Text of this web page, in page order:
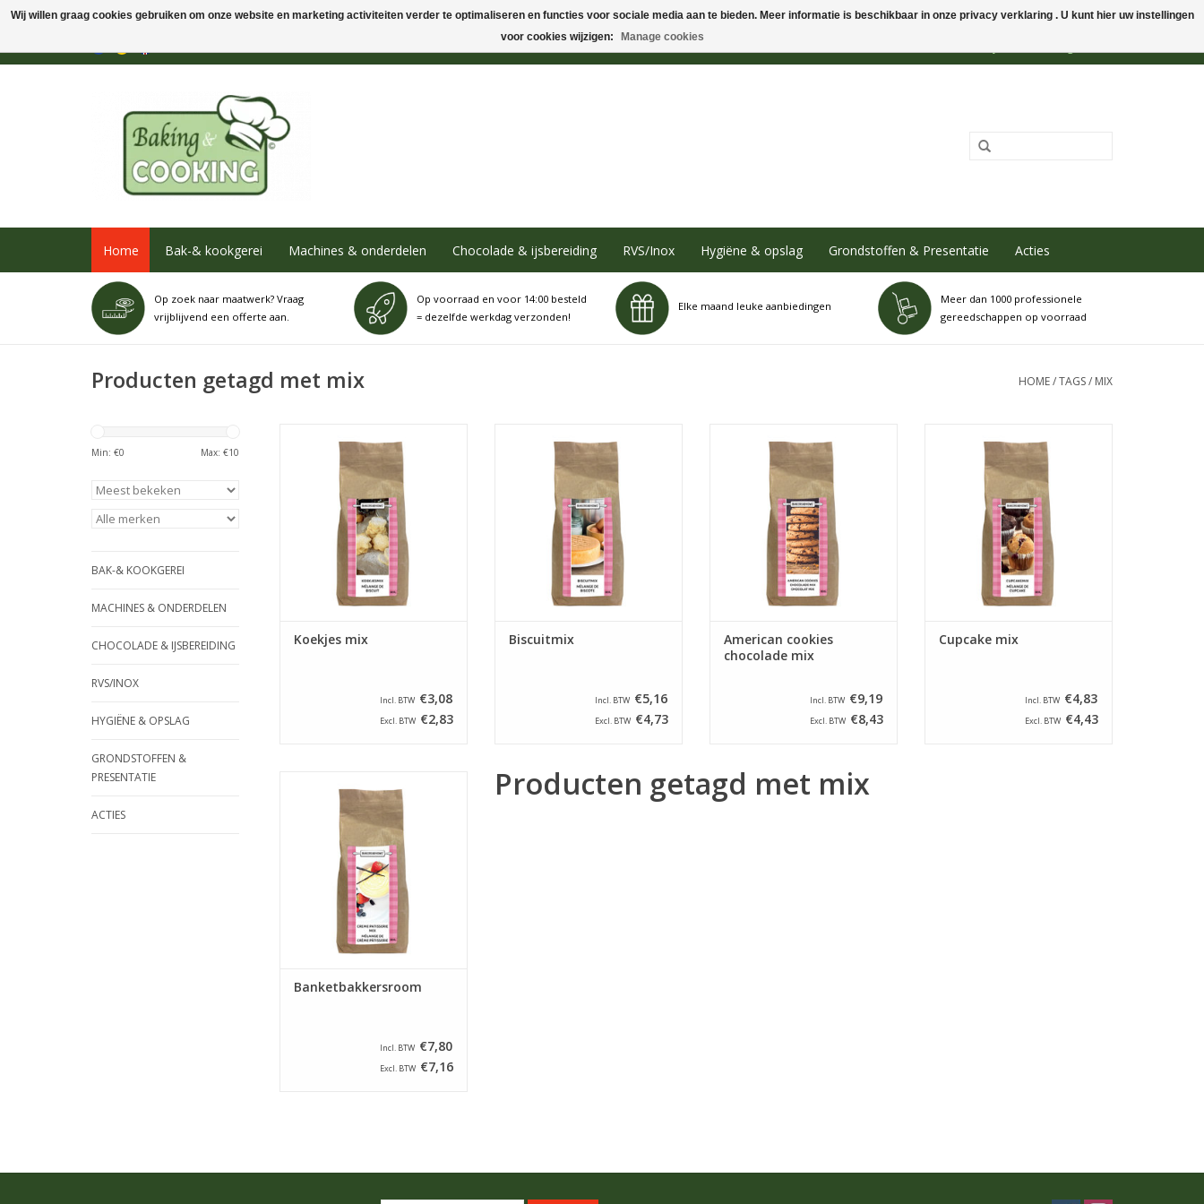
Home Bak-& kookgerei Machines & onderdelen Chocolade & ijsbereiding RVS/Inox Hygiëne & opslag Grondstoffen & Presentatie Acties
Op zoek naar maatwerk? Vraag
vrijblijvend een offerte aan.
Op voorraad en voor 14:00 besteld
= dezelfde werkdag verzonden!
Elke maand leuke aanbiedingen
Meer dan 1000 professionele
gereedschappen op voorraad
Producten getagd met mix HOME/TAGS/ MIX
Min: €0 Max: €10
BAK-& KOOKGEREI
MACHINES & ONDERDELEN
CHOCOLADE & IJSBEREIDING
RVS/INOX
HYGIËNE & OPSLAG
GRONDSTOFFEN &
PRESENTATIE
ACTIES
koekjes. Verpakt in zakken van
800 gram.
TOEVOEGEN AAN WINKELWAGEN
Koekjes mix
Incl. BTW €3,08
Excl. BTW €2,83
biscuit. Verpakt in zakken van 800
TOEVOEGEN AAN WINKELWAGEN
Biscuitmix
Incl. BTW €5,16
Excl. BTW €4,73
American cookies chocolade.
Verpakt in zakken van 800 gram.
TOEVOEGEN AAN WINKELWAGEN
American cookies
chocolade mix
Incl. BTW €9,19
Excl. BTW €8,43
cupcakes. Verpakt in zakken van
800 gram.
TOEVOEGEN AAN WINKELWAGEN
Cupcake mix
Incl. BTW €4,83
Excl. BTW €4,43
banketbakkers room. Verpakt in
zakken van 800 gram.
TOEVOEGEN AAN WINKELWAGEN
Banketbakkersroom
Incl. BTW €7,80
Excl. BTW €7,16
Producten getagd met mix
Wij willen graag cookies gebruiken om onze website en marketing activiteiten verder te optimaliseren en functies voor sociale media aan te bieden. Meer informatie is beschikbaar in onze privacy verklaring . U kunt hier uw instellingen
voor cookies wijzigen:
Manage cookies